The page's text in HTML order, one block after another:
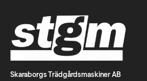
Skaraborgs Trädgårdsmaskiner AB